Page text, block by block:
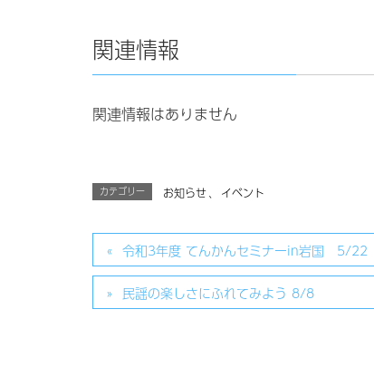
関連情報
関連情報はありません
カテゴリー お知らせ、 イベント
令和3年度 てんかんセミナーin岩国 5/22
民謡の楽しさにふれてみよう 8/8